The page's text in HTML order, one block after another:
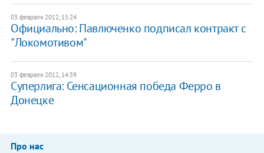
03 февраля 2012, 15:24
Официально: Павлюченко подписал контракт с
"Локомотивом"
03 февраля 2012, 14:59
​Суперлига: Сенсационная победа Ферро в
Донецке
Про нас